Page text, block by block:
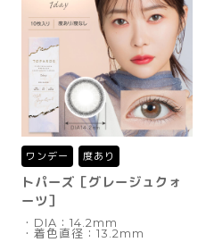
ワンデー 度あり
トパーズ［グレージュクォ
ーツ］
・DIA：14.2mm
・着色直径：13.2mm